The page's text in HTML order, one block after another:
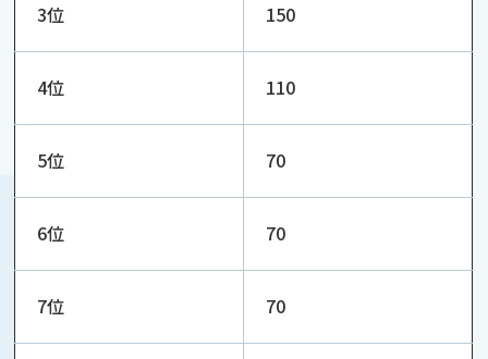
3位 150
4位 110
5位 70
6位 70
7位 70